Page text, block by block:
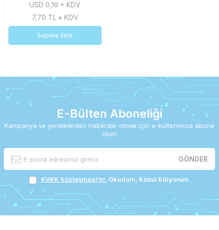
USD 0,16 + KDV
7,70 TL KDV
Sepete Ekle
E-Bülten Aboneliği
Kampanya ve yeniliklerden haberdar olmak için e-bültenimize abone
olun!
GÖNDER
KVKK Sözleşmesi'ni, Okudum, Kabul Ediyorum.